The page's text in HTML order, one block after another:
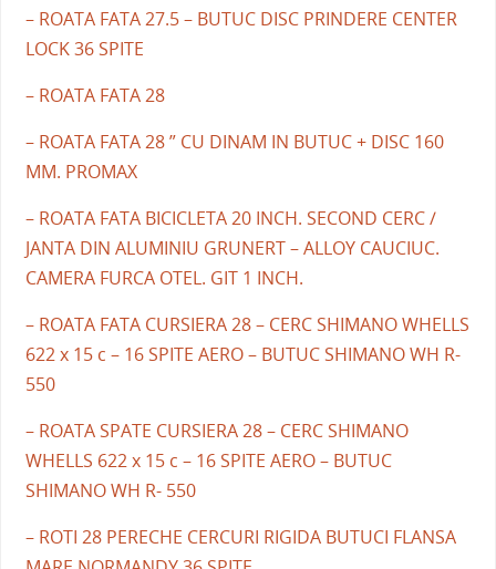
– ROATA FATA 27.5 – BUTUC DISC PRINDERE CENTER
LOCK 36 SPITE
– ROATA FATA 28
– ROATA FATA 28 ” CU DINAM IN BUTUC + DISC 160
MM. PROMAX
– ROATA FATA BICICLETA 20 INCH. SECOND CERC /
JANTA DIN ALUMINIU GRUNERT – ALLOY CAUCIUC.
CAMERA FURCA OTEL. GIT 1 INCH.
– ROATA FATA CURSIERA 28 – CERC SHIMANO WHELLS
622 x 15 c – 16 SPITE AERO – BUTUC SHIMANO WH R-
550
– ROATA SPATE CURSIERA 28 – CERC SHIMANO
WHELLS 622 x 15 c – 16 SPITE AERO – BUTUC
SHIMANO WH R- 550
– ROTI 28 PERECHE CERCURI RIGIDA BUTUCI FLANSA